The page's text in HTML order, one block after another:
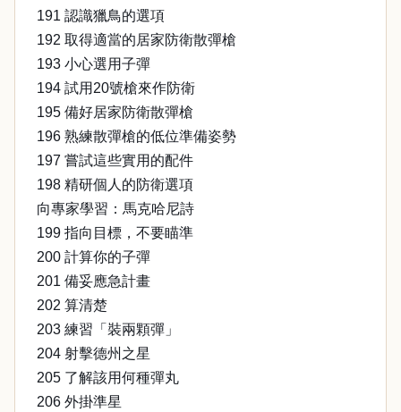
191 認識獵鳥的選項
192 取得適當的居家防衛散彈槍
193 小心選用子彈
194 試用20號槍來作防衛
195 備好居家防衛散彈槍
196 熟練散彈槍的低位準備姿勢
197 嘗試這些實用的配件
198 精研個人的防衛選項
向專家學習：馬克哈尼詩
199 指向目標，不要瞄準
200 計算你的子彈
201 備妥應急計畫
202 算清楚
203 練習「裝兩顆彈」
204 射擊德州之星
205 了解該用何種彈丸
206 外掛準星